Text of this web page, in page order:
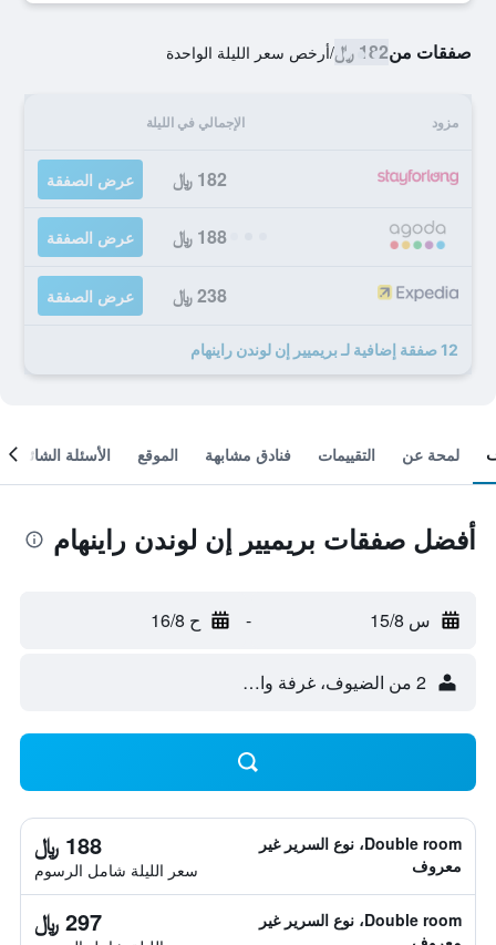
صفقات من182 ﷼ /أرخص سعر الليلة الواحدة
مزود الإجمالي في الليلة
182 ﷼ عرض الصفقة
188 ﷼ عرض الصفقة
238 ﷼ عرض الصفقة
12 صفقة إضافية لـ بريميير إن لوندن راينهام
لمحة عن التقييمات فنادق مشابهة الموقع الأسئلة الشائعة
أفضل صفقات بريميير إن لوندن راينهام
س 15/8 - ح 16/8
2 من الضيوف، غرفة واحدة
Double room، نوع السرير غير
معروف
188 ﷼
سعر الليلة شامل الرسوم
Double room، نوع السرير غير
297 ﷼